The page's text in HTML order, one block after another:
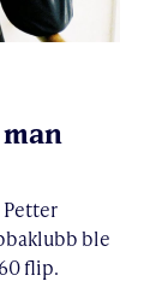
Petter
ble
flip.